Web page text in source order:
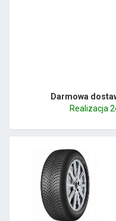
Darmowa
Realizacja